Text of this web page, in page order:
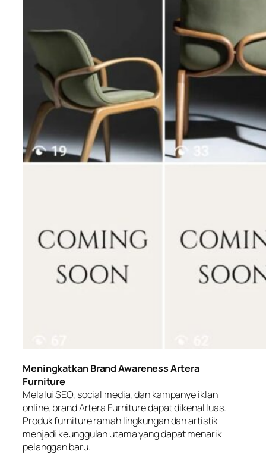
Meningkatkan Brand Awareness Artera
Furniture
Melalui SEO, social media, dan kampanye iklan
online, brand Artera Furniture dapat dikenal luas.
Produk furniture ramah lingkungan dan artistik
menjadi keunggulan utama yang dapat menarik
pelanggan baru.